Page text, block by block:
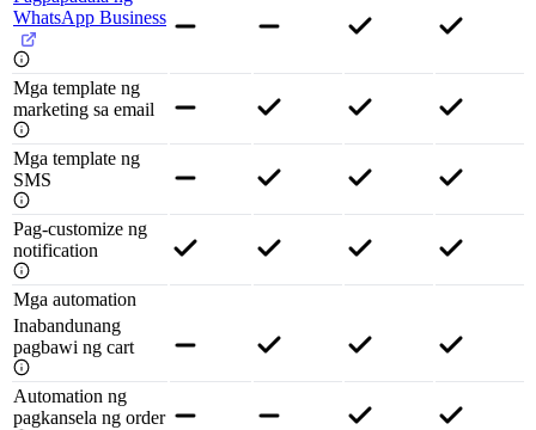
WhatsApp Business
Mga template ng
marketing sa email
Mga template ng
SMS
Pag-customize ng
notification
Mga automation
Inabandunang
pagbawi ng cart
Automation ng
pagkansela ng order